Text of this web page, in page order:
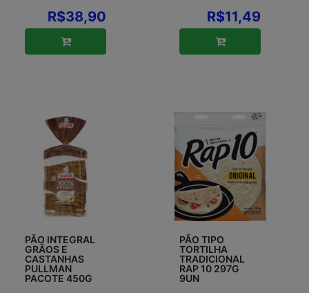
R$38,90 R$11,49
PÃO INTEGRAL
GRÃOS E
CASTANHAS
PULLMAN
PACOTE 450G
PÃO TIPO
TORTILHA
TRADICIONAL
RAP 10 297G
9UN